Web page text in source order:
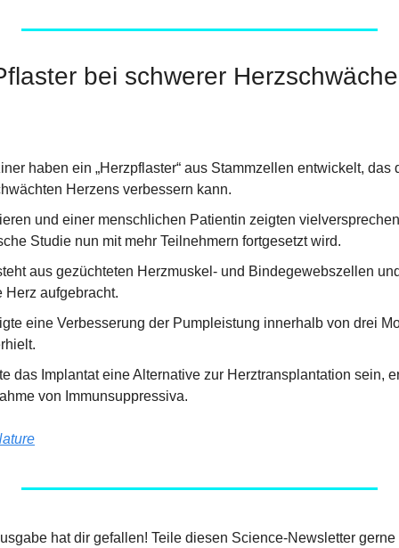
bei schwerer
haben ein „Herzpflaster“ aus Stammzellen entwickelt, das
Herzens verbessern kann.
und einer menschlichen Patientin zeigten
Studie nun mit mehr Teilnehmern fortgesetzt wird.
aus gezüchteten Herzmuskel- und Bindegewebszellen
Herz aufgebracht.
eine Verbesserung der Pumpleistung innerhalb von drei
das Implantat eine Alternative zur Herztransplantation sein,
von Immunsuppressiva.
hat dir gefallen! Teile diesen Science-Newsletter